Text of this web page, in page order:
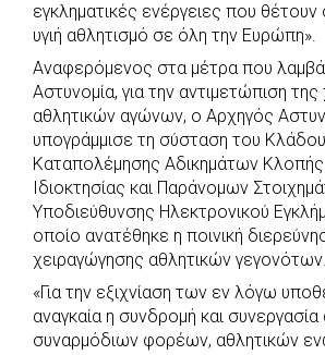
εγκληματικές ενέργειες που θέτουν
υγιή αθλητισμό σε όλη την Ευρώπη».
Αναφερόμενος στα μέτρα που
Αστυνομία, για την αντιμετώπιση
αθλητικών αγώνων, ο Αρχηγός
υπογράμμισε τη σύσταση του Κλάδου
Καταπολέμησης Αδικημάτων Κλοπής
Ιδιοκτησίας και Παράνομων
Υποδιεύθυνσης Ηλεκτρονικού
οποίο ανατέθηκε η ποινική
χειραγώγησης αθλητικών γεγονότων.
«Για την εξιχνίαση των εν λόγω
αναγκαία η συνδρομή και
συναρμόδιων φορέων, αθλητικών